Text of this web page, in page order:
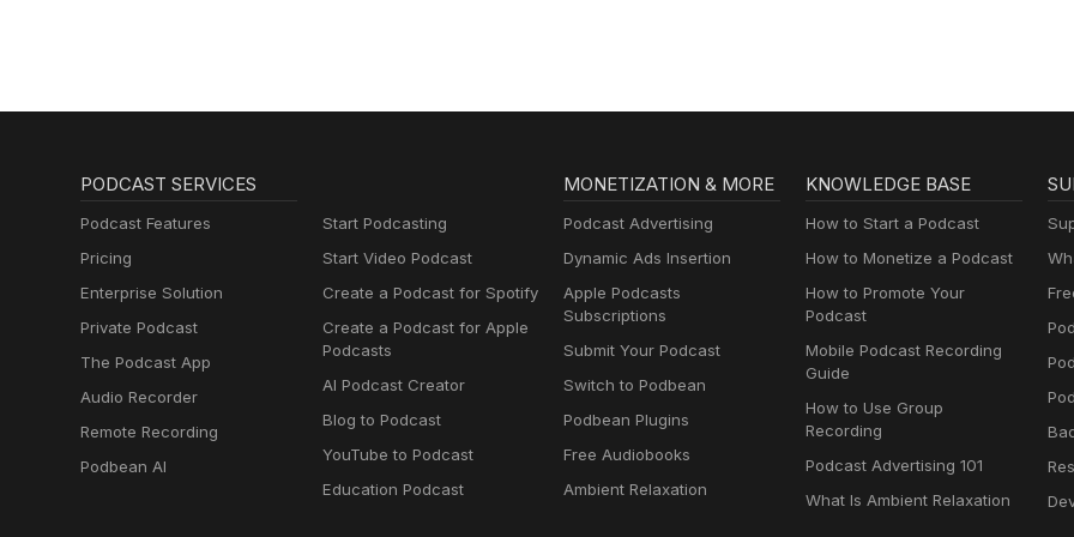
PODCAST SERVICES
Podcast Features
Pricing
Enterprise Solution
Private Podcast
The Podcast App
Audio Recorder
Remote Recording
Podbean AI
Start Podcasting
Start Video Podcast
Create a Podcast for Spotify
Create a Podcast for Apple
Podcasts
AI Podcast Creator
Blog to Podcast
YouTube to Podcast
Education Podcast
MONETIZATION & MORE
Podcast Advertising
Dynamic Ads Insertion
Apple Podcasts
Subscriptions
Submit Your Podcast
Switch to Podbean
Podbean Plugins
Free Audiobooks
Ambient Relaxation
KNOWLEDGE BASE
How to Start a Podcast
How to Monetize a Podcast
How to Promote Your
Podcast
Mobile Podcast Recording
Guide
How to Use Group
Recording
Podcast Advertising 101
What Is Ambient Relaxation